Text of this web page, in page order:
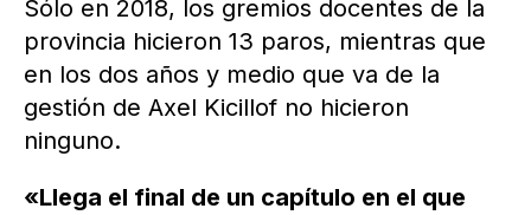
Sólo en 2018, los gremios docentes de la
provincia hicieron 13 paros, mientras que
en los dos años y medio que va de la
gestión de Axel Kicillof no hicieron
ninguno.
«Llega el final de un capítulo en el que